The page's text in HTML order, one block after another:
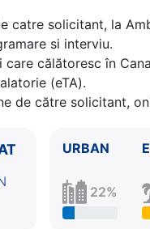
catre solicitant, la
si interviu.
care călătoresc în
(eTA).
de către solicitant,
URBAN
22%